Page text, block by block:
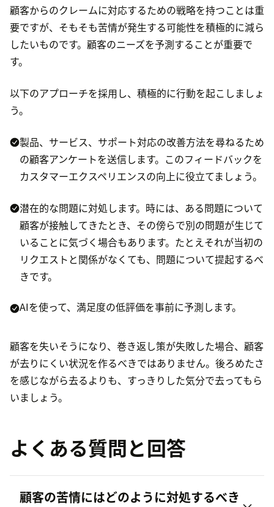
顧客からのクレームに対応するための戦略を持つことは重
要ですが、そもそも苦情が発生する可能性を積極的に減ら
したいものです。顧客のニーズを予測することが重要で
す。
以下のアプローチを採用し、積極的に行動を起こしましょ
う。
製品、サービス、サポート対応の改善方法を尋ねるため
の顧客アンケートを送信します。このフィードバックを
カスタマーエクスペリエンスの向上に役立てましょう。
潜在的な問題に対処します。時には、ある問題について
顧客が接触してきたとき、その傍らで別の問題が生じて
いることに気づく場合もあります。たとえそれが当初の
リクエストと関係がなくても、問題について提起するべ
きです。
AIを使って、満足度の低評価を事前に予測します。
顧客を失いそうになり、巻き返し策が失敗した場合、顧客
が去りにくい状況を作るべきではありません。後ろめたさ
を感じながら去るよりも、すっきりした気分で去ってもら
いましょう。
よくある質問と回答
顧客の苦情にはどのように対処するべき